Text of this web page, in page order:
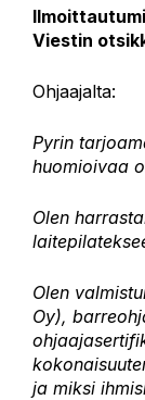
Viestin
Ohjaajalta:
Pyrin
huomioivaa
Olen
Olen
Oy),
ja miksi